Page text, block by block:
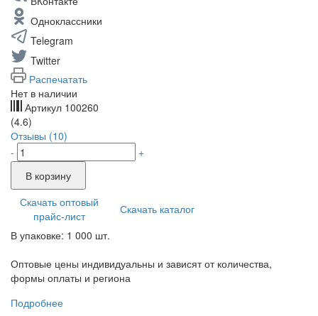
Одноклассники
Telegram
Twitter
Распечатать
Нет в наличии
Артикул 100260
(4.6)
Отзывы (10)
-
+
В корзину
Скачать оптовый
прайс-лист
Скачать каталог
В упаковке: 1 000 шт.
Оптовые цены индивидуальны и зависят от количества,
формы оплаты и региона
Подробнее